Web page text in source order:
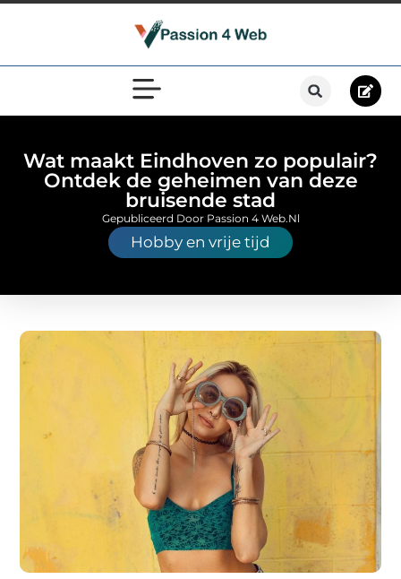
Wat maakt Eindhoven zo populair?
Ontdek de geheimen van deze
bruisende stad
Hobby en vrije tijd
Gepubliceerd Door Passion 4 Web.nl